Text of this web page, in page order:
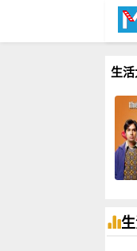
可可
生